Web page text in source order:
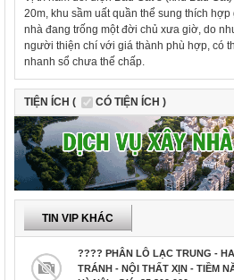
20m, khu sầm uất quần thể sung thích
nhà đang trống một đời chủ xưa giờ, do
người thiện chí với giá thành phù hợp, có
nhanh sổ chưa thế chấp.
TIỆN ÍCH ( CÓ TIỆN ÍCH )
TIN VIP KHÁC
???? PHÂN LÔ LẠC TRUNG -
TRÁNH - NỘI THẤT XỊN - TIỀM